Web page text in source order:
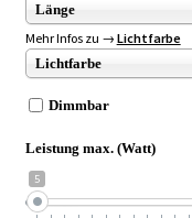
Länge
Mehr Infos zu → Lichtfarbe
Lichtfarbe
Dimmbar
Leistung max. (Watt)
5